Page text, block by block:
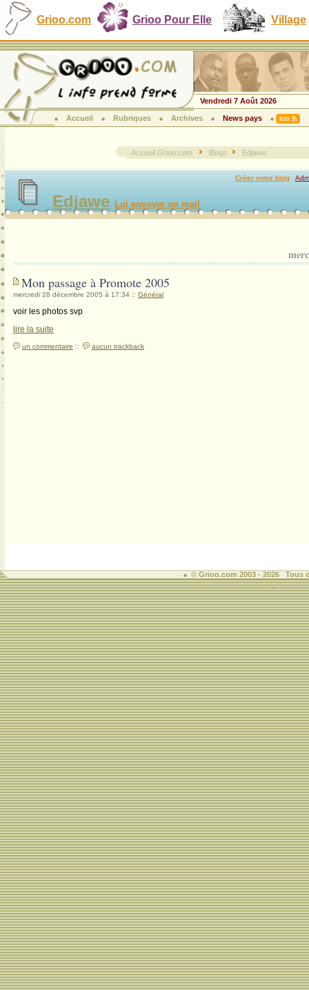
Grioo.com Grioo Pour Elle Village
Vendredi 7 Août 2026
Accueil Rubriques Archives News pays
Accueil Grioo.com Blogs Edjawe
Edjawe Lui envoyer un mail
Créer votre blog
Mon passage à Promote 2005
mercredi 28 décembre 2005 à 17:34 :: Général
voir les photos svp
lire la suite
un commentaire :: aucun trackback
© Grioo.com 2003 - 2026 Tous